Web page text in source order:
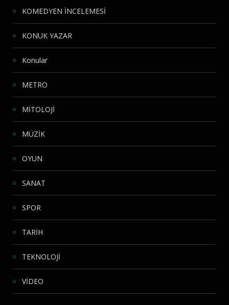
KOMEDYEN İNCELEMESİ
KONUK YAZAR
Konular
METRO
MİTOLOJİ
MÜZİK
OYUN
SANAT
SPOR
TARİH
TEKNOLOJİ
VİDEO